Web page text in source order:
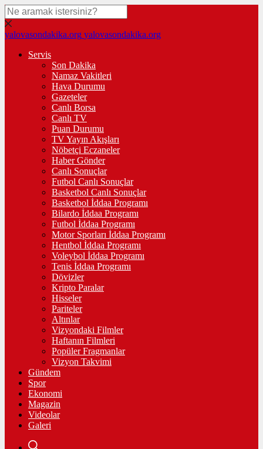
yalovasondakika.org yalovasondakika.org
Servis
Son Dakika
Namaz Vakitleri
Hava Durumu
Gazeteler
Canlı Borsa
Canlı TV
Puan Durumu
TV Yayın Akışları
Nöbetçi Eczaneler
Haber Gönder
Canlı Sonuçlar
Futbol Canlı Sonuçlar
Basketbol Canlı Sonuçlar
Basketbol İddaa Programı
Bilardo İddaa Programı
Futbol İddaa Programı
Motor Sporları İddaa Programı
Hentbol İddaa Programı
Voleybol İddaa Programı
Tenis İddaa Programı
Dövizler
Kripto Paralar
Hisseler
Pariteler
Altınlar
Vizyondaki Filmler
Haftanın Filmleri
Popüler Fragmanlar
Vizyon Takvimi
Gündem
Spor
Ekonomi
Magazin
Videolar
Galeri